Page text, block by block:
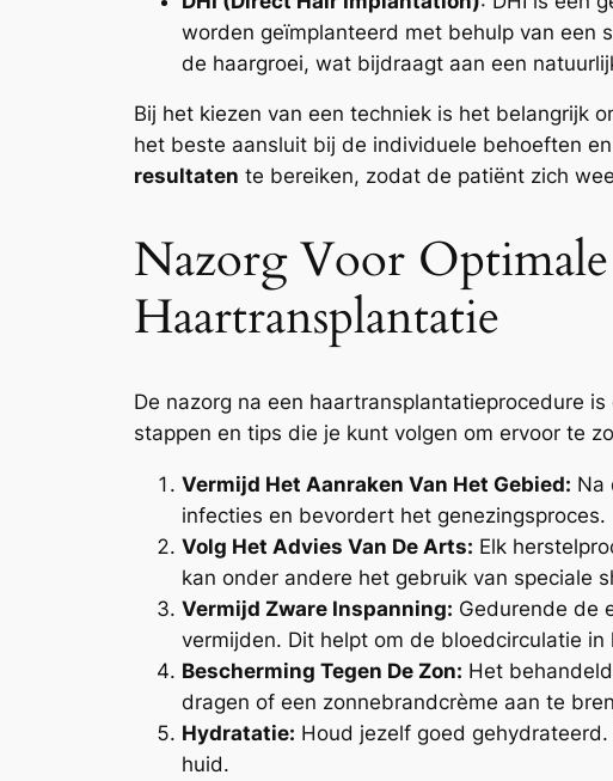
worden geïmplanteerd met behulp van een
de haargroei, wat bijdraagt aan een
Bij het kiezen van een techniek is het belangrijk
het beste aansluit bij de individuele behoeften
resultaten te bereiken, zodat de patiënt zich
Nazorg Voor
Haartransplantatie
De nazorg na een haartransplantatieprocedure
stappen en tips die je kunt volgen om ervoor te
Vermijd Het Aanraken Van Het Gebied: Na
infecties en bevordert het genezingsproces.
Volg Het Advies Van De Arts: Elk
kan onder andere het gebruik van speciale
Vermijd Zware Inspanning: Gedurende de
vermijden. Dit helpt om de bloedcirculatie
Bescherming Tegen De Zon: Het
dragen of een zonnebrandcrème aan te
Hydratatie: Houd jezelf goed
huid.